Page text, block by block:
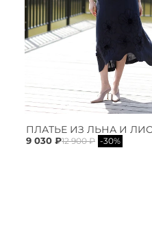
9 030 ₽12 900 ₽ -30%